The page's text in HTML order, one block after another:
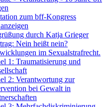
zum bff-Kongress
durch Katja Grieger
Nein heißt nein?
im Sexualstrafrecht.
1: Traumatisierung und
2: Verantwortung zur
bei Gewalt in